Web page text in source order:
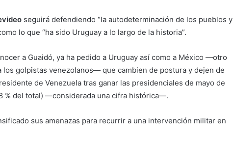
seguirá defendiendo “la autodeterminación de los pueblos y
lo que “ha sido Uruguay a lo largo de la historia”.
a Guaidó, ya ha pedido a Uruguay así como a México —otro
los golpistas venezolanos— que cambien de postura y dejen de
de Venezuela tras ganar las presidenciales de mayo de
% del total) —considerada una cifra histórica—.
sus amenazas para recurrir a una intervención militar en